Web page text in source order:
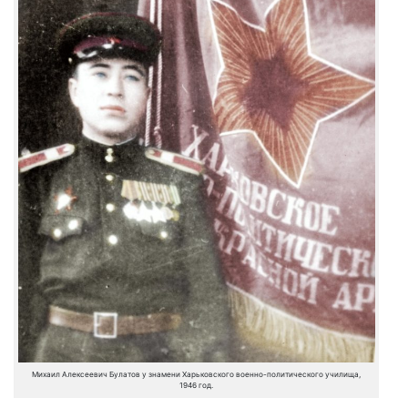
Михаил Алексеевич Булатов у знамени Харьковского военно-политического училища,
1946 год.